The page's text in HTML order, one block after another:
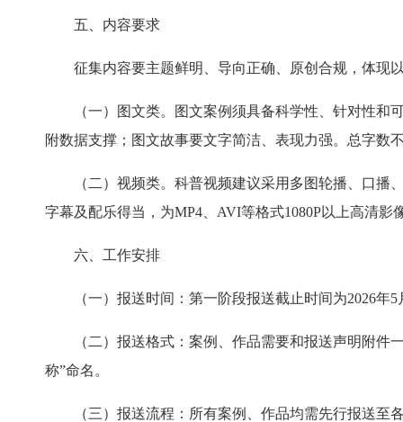
五、内容要求
征集内容要主题鲜明、导向正确、原创合规，体现
（一）图文类。图文案例须具备科学性、针对性
附数据支撑；图文故事要文字简洁、表现力强。总字数
（二）视频类。科普视频建议采用多图轮播、口
字幕及配乐得当，为MP4、AVI等格式1080P以上高清
六、工作安排
（一）报送时间：第一阶段报送截止时间为2026年
（二）报送格式：案例、作品需要和报送声明附
称”命名。
（三）报送流程：所有案例、作品均需先行报送